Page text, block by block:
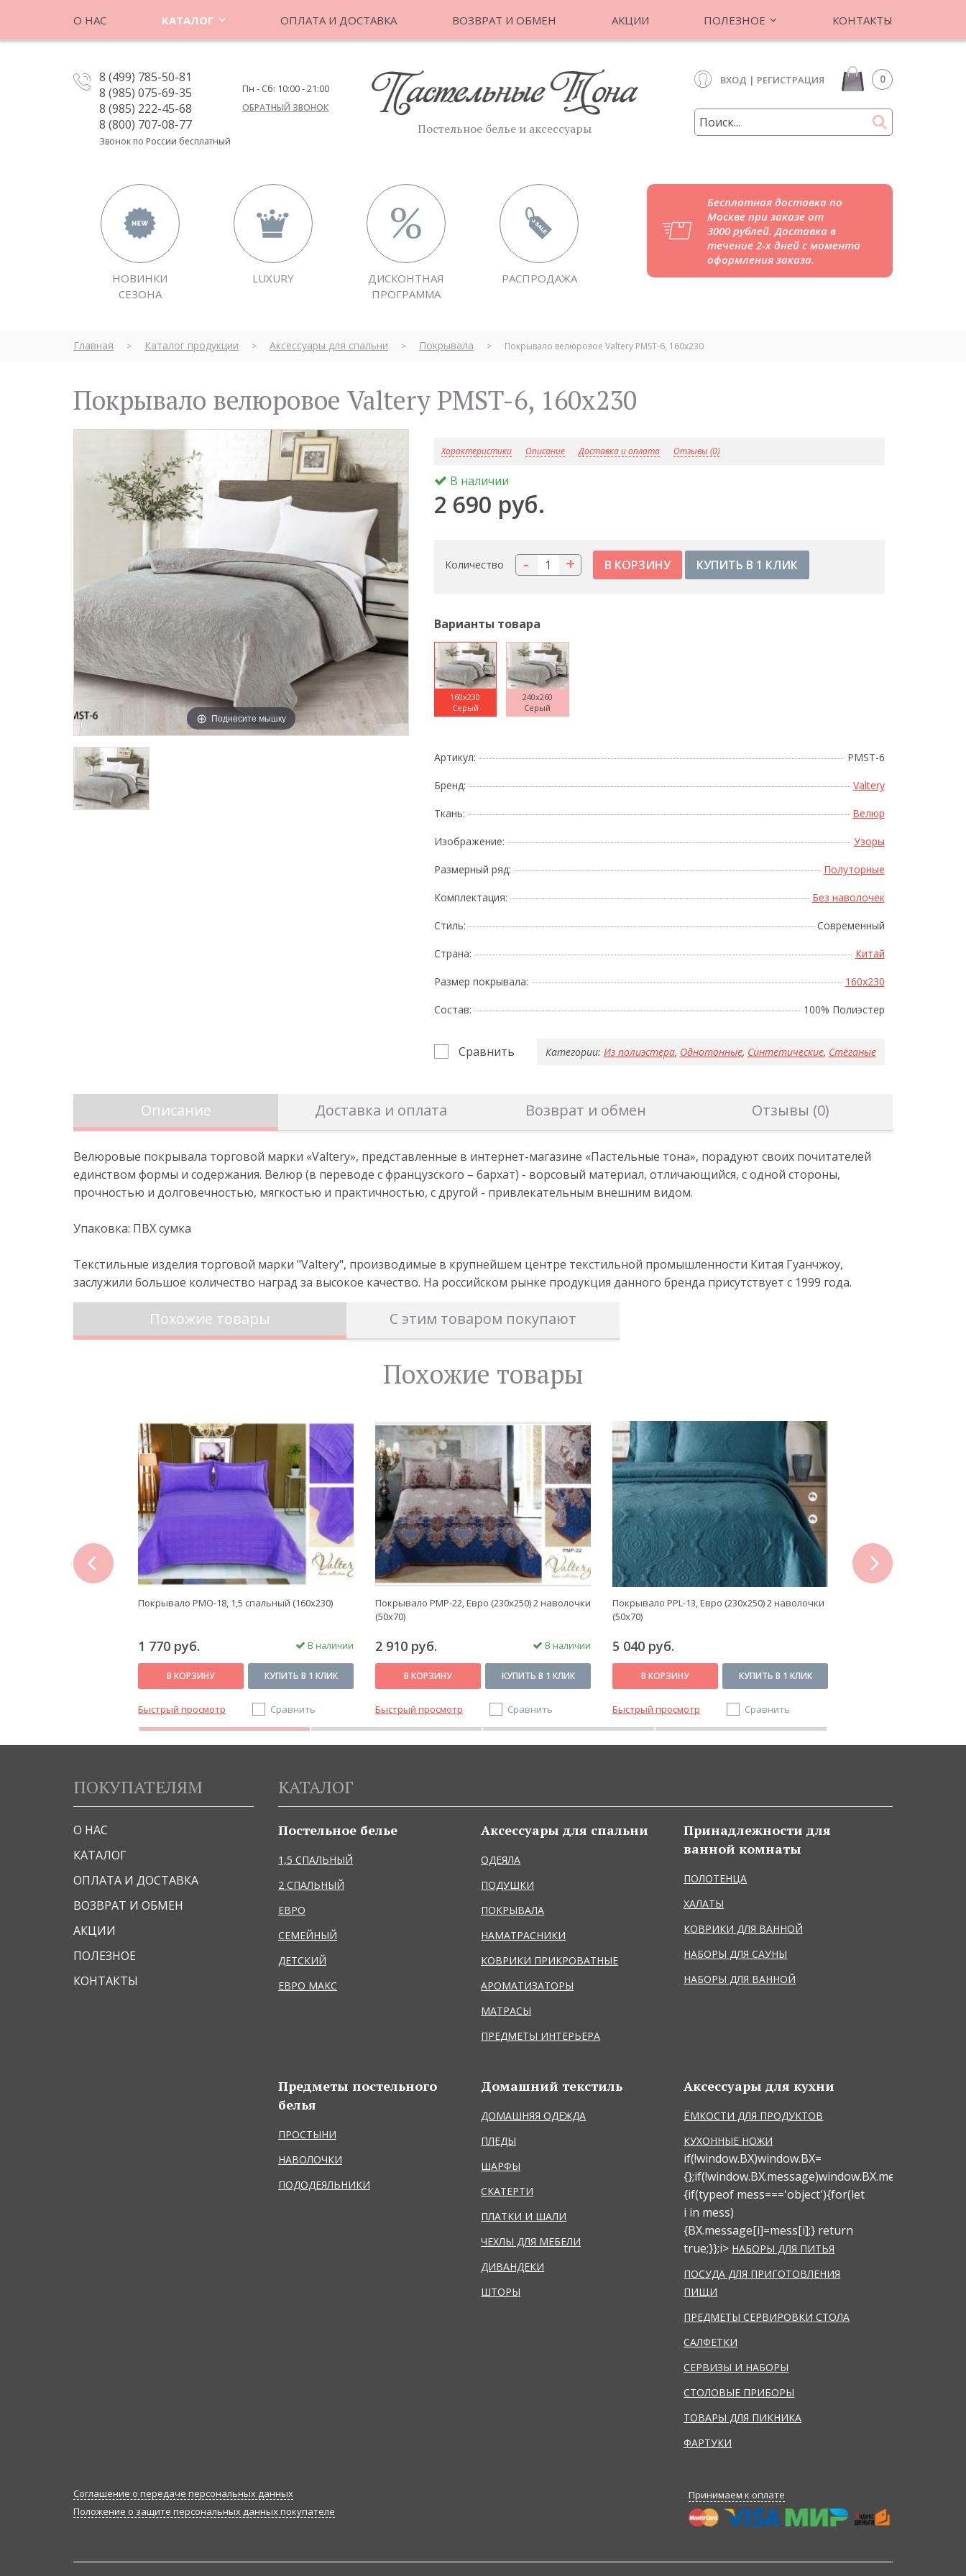
О НАС КАТАЛОГ ОПЛАТА И ДОСТАВКА ВОЗВРАТ И ОБМЕН АКЦИИ ПОЛЕЗНОЕ КОНТАКТЫ
8 (499) 785-50-81
8 (985) 075-69-35
8 (985) 222-45-68
8 (800) 707-08-77
Звонок по России бесплатный
Пн - Сб: 10:00 - 21:00
ОБРАТНЫЙ ЗВОНОК
ВХОД | РЕГИСТРАЦИЯ 0
Постельное белье и аксессуары
НОВИНКИ
СЕЗОНА
LUXURY
ДИСКОНТНАЯ
ПРОГРАММА
РАСПРОДАЖА
Бесплатная доставка по
Москве при заказе от
3000 рублей. Доставка в
течение 2-х дней с момента
оформления заказа.
Главная > Каталог продукции > Аксессуары для спальни > Покрывала > Покрывало велюровое Valtery PMST-6, 160х230
Покрывало велюровое Valtery PMST-6, 160х230
Поднесите мышку Поднесите мышку
Характеристики Описание Доставка и оплата Отзывы (0)
В наличии
2 690 руб.
Количество +
- КУПИТЬ В 1 КЛИК
Варианты товара
160x230
Серый
240x260
Серый
Артикул: PMST-6
Бренд: Valtery
Ткань: Велюр
Изображение: Узоры
Размерный ряд: Полуторные
Комплектация: Без наволочек
Стиль: Современный
Страна: Китай
Размер покрывала: 160x230
Состав: 100% Полиэстер
Сравнить Категории: Из полиэстера, Однотонные, Синтетические, Стёганые
Описание Доставка и оплата Возврат и обмен Отзывы (0)
Велюровые покрывала торговой марки «Valtery», представленные в интернет-магазине «Пастельные тона», порадуют своих почитателей
единством формы и содержания. Велюр (в переводе с французского – бархат) - ворсовый материал, отличающийся, с одной стороны,
прочностью и долговечностью, мягкостью и практичностью, с другой - привлекательным внешним видом.
Упаковка: ПВХ сумка
Текстильные изделия торговой марки "Valtery", производимые в крупнейшем центре текстильной промышленности Китая Гуанчжоу,
заслужили большое количество наград за высокое качество. На российском рынке продукция данного бренда присутствует с 1999 года.
Похожие товары С этим товаром покупают
Похожие товары
Покрывало PMO-18, 1,5 спальный (160x230)
1 770 руб. В наличии
В КОРЗИНУ КУПИТЬ В 1 КЛИК
Быстрый просмотр Сравнить
Покрывало PMP-22, Евро (230х250) 2 наволочки
(50х70)
2 910 руб. В наличии
В КОРЗИНУ КУПИТЬ В 1 КЛИК
Быстрый просмотр Сравнить
Покрывало PPL-13, Евро (230х250) 2 наволочки
(50х70)
5 040 руб.
В КОРЗИНУ КУПИТЬ В 1 КЛИК
Быстрый просмотр Сравнить
next
ПОКУПАТЕЛЯМ
О НАС
КАТАЛОГ
ОПЛАТА И ДОСТАВКА
ВОЗВРАТ И ОБМЕН
АКЦИИ
ПОЛЕЗНОЕ
КОНТАКТЫ
КАТАЛОГ
Постельное белье
1,5 СПАЛЬНЫЙ
2 СПАЛЬНЫЙ
ЕВРО
СЕМЕЙНЫЙ
ДЕТСКИЙ
ЕВРО МАКС
Аксессуары для спальни
ОДЕЯЛА
ПОДУШКИ
ПОКРЫВАЛА
НАМАТРАСНИКИ
КОВРИКИ ПРИКРОВАТНЫЕ
АРОМАТИЗАТОРЫ
МАТРАСЫ
ПРЕДМЕТЫ ИНТЕРЬЕРА
Принадлежности для
ванной комнаты
ПОЛОТЕНЦА
ХАЛАТЫ
КОВРИКИ ДЛЯ ВАННОЙ
НАБОРЫ ДЛЯ САУНЫ
НАБОРЫ ДЛЯ ВАННОЙ
Предметы постельного
белья
ПРОСТЫНИ
НАВОЛОЧКИ
ПОДОДЕЯЛЬНИКИ
Домашний текстиль
ДОМАШНЯЯ ОДЕЖДА
ПЛЕДЫ
ШАРФЫ
СКАТЕРТИ
ПЛАТКИ И ШАЛИ
ЧЕХЛЫ ДЛЯ МЕБЕЛИ
ДИВАНДЕКИ
ШТОРЫ
Аксессуары для кухни
ЁМКОСТИ ДЛЯ ПРОДУКТОВ
КУХОННЫЕ НОЖИ
if(!window.BX)window.BX=
{if(typeof mess==='object'){for(let
i in mess)
{BX.message[i]=mess[i];} return
true;}};i> НАБОРЫ ДЛЯ ПИТЬЯ
ПОСУДА ДЛЯ ПРИГОТОВЛЕНИЯ
ПИЩИ
ПРЕДМЕТЫ СЕРВИРОВКИ СТОЛА
САЛФЕТКИ
СЕРВИЗЫ И НАБОРЫ
СТОЛОВЫЕ ПРИБОРЫ
ТОВАРЫ ДЛЯ ПИКНИКА
ФАРТУКИ
Соглашение о передаче персональных данных
Положение о защите персональных данных покупателе
Принимаем к оплате